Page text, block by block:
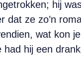
hij
dat ze zo’n
wat kon
hij een